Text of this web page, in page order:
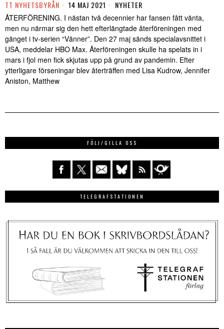
TT NYHETSBYRÅN 14 MAJ 2021 NYHETER
ÅTERFÖRENING. I nästan två decennier har fansen fått vänta,
men nu närmar sig den hett efterlängtade återföreningen med
gänget i tv-serien “Vänner”. Den 27 maj sänds specialavsnittet i
USA, meddelar HBO Max. Återföreningen skulle ha spelats in i
mars i fjol men fick skjutas upp på grund av pandemin. Efter
ytterligare förseningar blev återträffen med Lisa Kudrow, Jennifer
Aniston, Matthew
FÖLJ/GILLA OSS
TELEGRAFSTATIONEN